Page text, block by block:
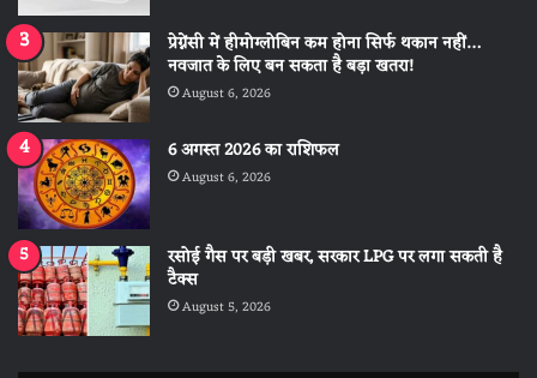
प्रेग्नेंसी में हीमोग्लोबिन कम होना सिर्फ थकान नहीं…
नवजात के लिए बन सकता है बड़ा खतरा!
August 6, 2026
6 अगस्त 2026 का राशिफल
August 6, 2026
रसोई गैस पर बड़ी खबर, सरकार LPG पर लगा सकती है
टैक्स
August 5, 2026